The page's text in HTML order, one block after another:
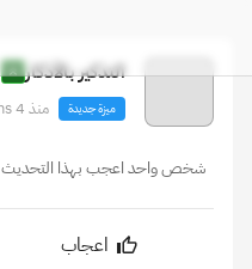
التذكير بالأذكار
ميزة جديدة منذ 4 months
شخص واحد اعجب بهذا التحديث
اعجاب